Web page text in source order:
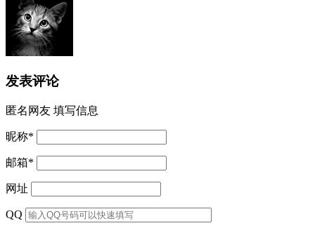
发表评论
匿名网友 填写信息
昵称*
邮箱*
网址
QQ